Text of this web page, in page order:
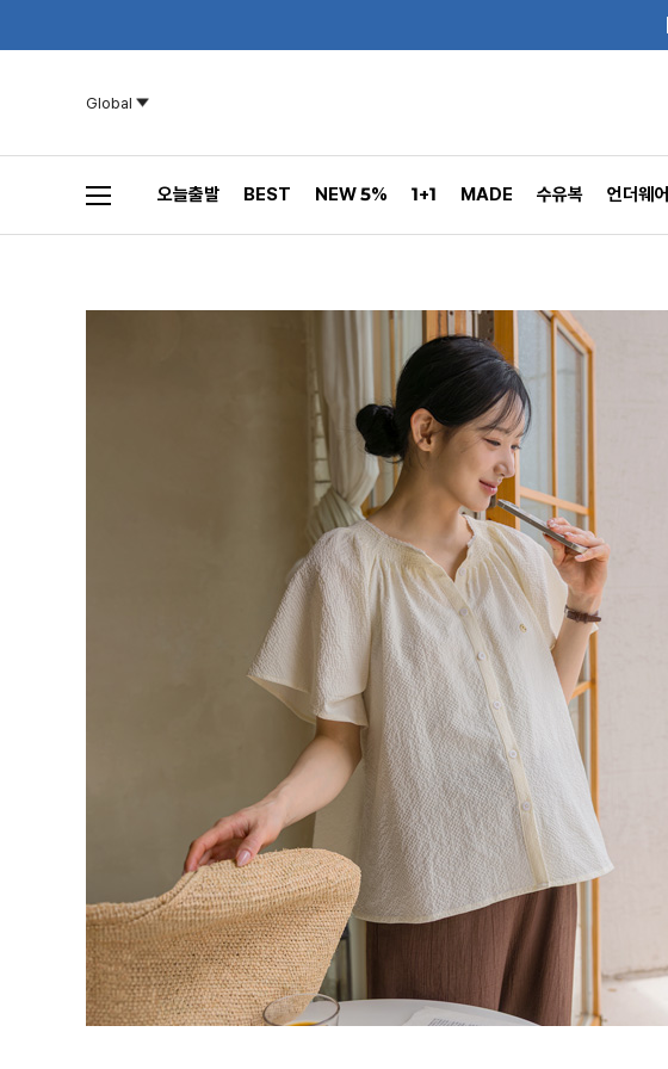
Global
오늘출발 BEST NEW 5% 1+1 MADE 수유복 언더웨어